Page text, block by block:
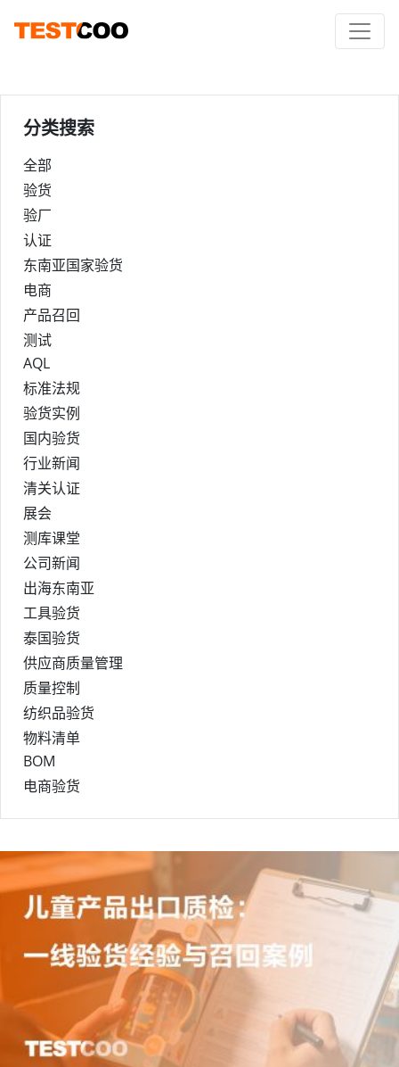
分类搜索
全部
验货
验厂
认证
东南亚国家验货
电商
产品召回
测试
AQL
标准法规
验货实例
国内验货
行业新闻
清关认证
展会
测库课堂
公司新闻
出海东南亚
工具验货
泰国验货
供应商质量管理
质量控制
纺织品验货
物料清单
BOM
电商验货